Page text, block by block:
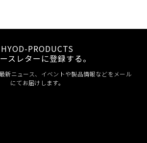
HYOD-PRODUCTS
スレターに登録する。
新ニュース、イベントや製品情報などをメール
にてお届けします。